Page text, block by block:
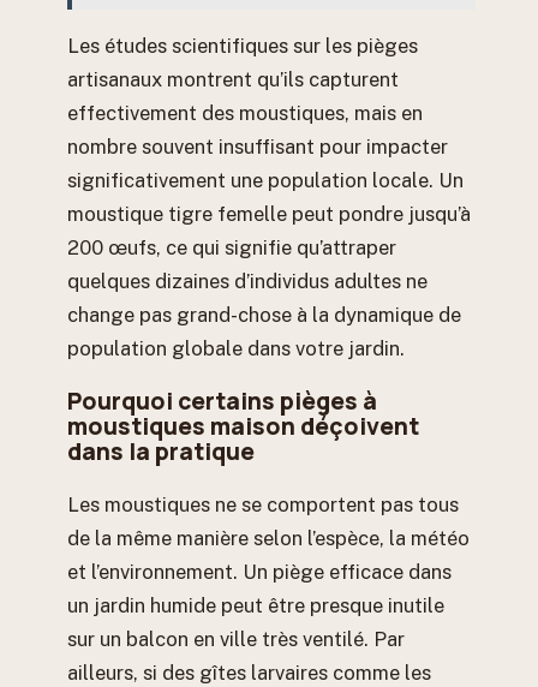
Les études scientifiques sur les pièges
artisanaux montrent qu’ils capturent
effectivement des moustiques, mais en
nombre souvent insuffisant pour impacter
significativement une population locale. Un
moustique tigre femelle peut pondre jusqu’à
200 œufs, ce qui signifie qu’attraper
quelques dizaines d’individus adultes ne
change pas grand-chose à la dynamique de
population globale dans votre jardin.
Pourquoi certains pièges à
moustiques maison déçoivent
dans la pratique
Les moustiques ne se comportent pas tous
de la même manière selon l’espèce, la météo
et l’environnement. Un piège efficace dans
un jardin humide peut être presque inutile
sur un balcon en ville très ventilé. Par
ailleurs, si des gîtes larvaires comme les